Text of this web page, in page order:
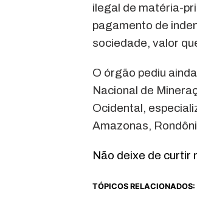
ilegal de matéria-
pagamento de
sociedade, valor
O órgão pediu
Nacional de
Ocidental,
Amazonas,
Não deixe de curtir
TÓPICOS RELACIONADOS: